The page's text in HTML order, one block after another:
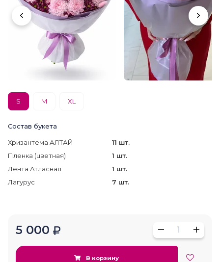
S M XL
Состав букета
Хризантема АЛТАЙ
11 шт.
Пленка (цветная)
1 шт.
Лента Атласная
1 шт.
Лагурус
7 шт.
5 000 1
В корзину